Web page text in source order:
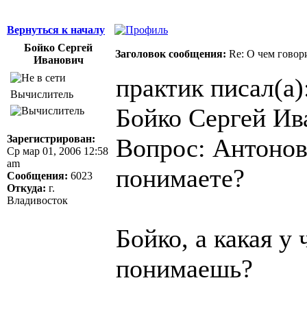
Вернуться к началу
Бойко Сергей
Иванович
Заголовок сообщения: Re: О чем
Вычислитель
Зарегистрирован:
Ср мар 01, 2006 12:58
am
Сообщения: 6023
Откуда: г.
Владивосток
практик
Бойко Сергей
Вопрос:
понимаете?
Бойко, а какая у
понимаешь?